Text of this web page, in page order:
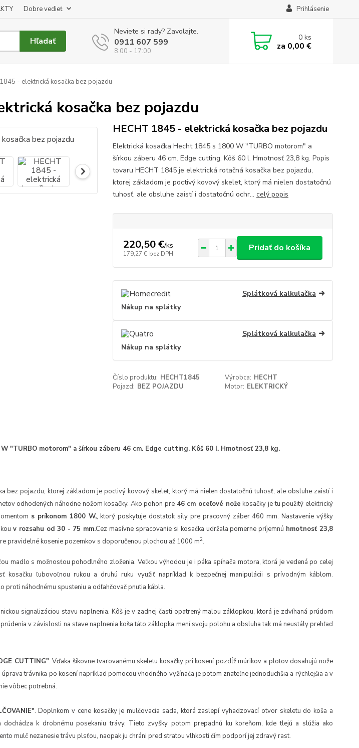
Dobre vedieť Prihlásenie
Hľadať
Neviete si rady? Zavolajte.
0911 607 599
8:00 - 17:00
0ks
za 0,00 €
- elektrická kosačka bez pojazdu
kosačka bez pojazdu
HECHT 1845 - elektrická kosačka bez pojazdu
Elektrická kosačka Hecht 1845 s 1800 W "TURBO motorom" a
šírkou záberu 46 cm. Edge cutting. Kôš 60 l. Hmotnosť 23,8 kg. Popis
tovaru HECHT 1845 je elektrická rotačná kosačka bez pojazdu,
ktorej základom je poctivý kovový skelet, ktorý má nielen dostatočnú
tuhosť, ale obsluhe zaistí i dostatočnú ochr... celý popis
220,50 €/ks
179,27 € bez DPH
Pridať do košíka
Splátková kalkulačka
Nákup na splátky
Splátková kalkulačka
Nákup na splátky
Číslo produktu: HECHT1845 Výrobca: HECHT
Pojazd: BEZ POJAZDU Motor: ELEKTRICKÝ
"TURBO motorom" a šírkou záberu 46 cm. Edge cutting. Kôš 60 l. Hmotnosť 23,8 kg.
bez pojazdu, ktorej základom je poctivý kovový skelet, ktorý má nielen dostatočnú tuhosť, ale obsluhe zaistí i
odhodených náhodne nožom kosačky. Ako pohon pre 46 cm oceľové nože kosačky je tu použitý elektrický
s príkonom 1800 W,, ktorý poskytuje dostatok sily pre pracovný záber 460 mm. Nastavenie výšky
v rozsahu od 30 - 75 mm.Cez masívne spracovanie si kosačka udržala pomerne príjemnú hmotnosť 23,8
pravidelné kosenie pozemkov s doporučenou plochou až 1000 m2.
madlo s možnosťou pohodlného zloženia. Veľkou výhodou je i páka spínača motora, ktorá je vedená po celej
kosačku ľubovoľnou rukou a druhú ruku využiť napríklad k bezpečnej manipulácii s prívodným káblom.
proti náhodnému spusteniu a odľahčovač pnutia kábla.
signalizáciou stavu naplnenia. Kôš je v zadnej časti opatrený malou záklopkou, ktorá je zdvíhaná prúdom
v závislosti na stave naplnenia koša táto záklopka mení svoju polohu a obsluha tak má neustály prehľad
CUTTING". Vďaka šikovne tvarovanému skeletu kosačky pri kosení pozdĺž múrikov a plotov dosahujú nože
úprava trávnika po kosení napríklad pomocou vhodného vyžínača je potom znateľne jednoduchšia a rýchlejšia a v
vôbec potrebná.
. Doplnkom v cene kosačky je mulčovacia sada, ktorá zaslepí vyhadzovací otvor skeletu do koša a
dochádza k drobnému posekaniu trávy. Tieto zvyšky potom prepadnú ku koreňom, kde tlejú a slúžia ako
mulč nezanesie trávu plsťou, naopak ju chráni pred stratou vlhkosti čím podporí jej zdravý rast.